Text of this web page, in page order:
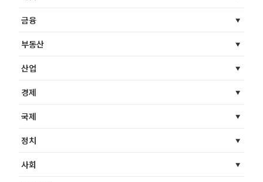
금융
부동산
산업
경제
국제
정치
사회